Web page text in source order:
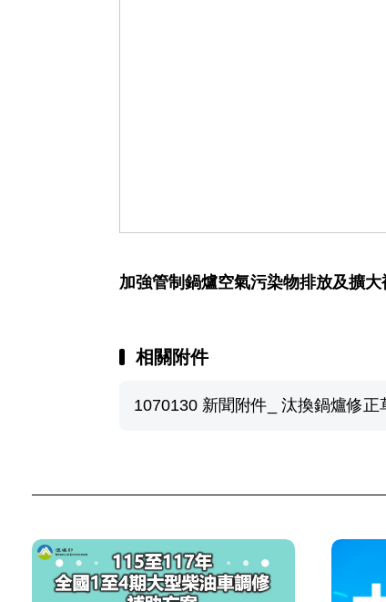
加強管制鍋爐空氣污染物排放及擴
相關附件
1070130 新聞附件_ 汰換鍋爐修正